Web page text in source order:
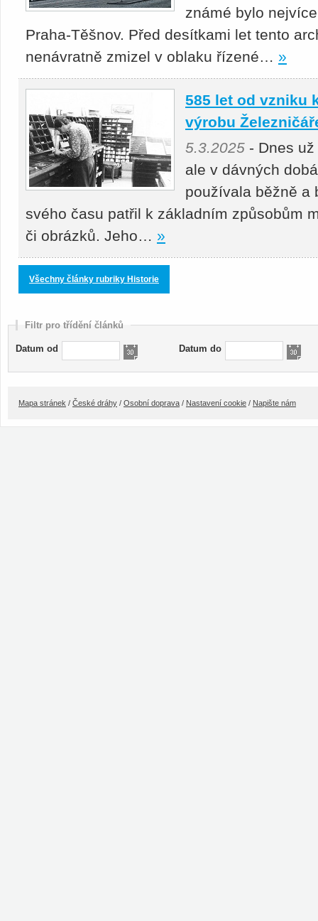
známé bylo
Praha-Těšnov. Před desítkami let tento
nenávratně zmizel v oblaku řízené… »
585 let od vzniku
výrobu
5.3.2025 - Dnes
ale v dávných
používala běžně a
svého času patřil k základním způsobům
či obrázků. Jeho… »
Všechny články rubriky Historie
Filtr pro třídění článků
Datum od Datum do
Mapa stránek / České dráhy / Osobní doprava / Nastavení cookie / Napište nám